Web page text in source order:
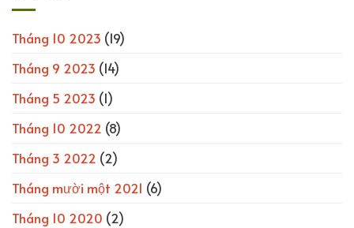
Tháng 10 2023 (19)
Tháng 9 2023 (14)
Tháng 5 2023 (1)
Tháng 10 2022 (8)
Tháng 3 2022 (2)
Tháng mười một 2021 (6)
Tháng 10 2020 (2)